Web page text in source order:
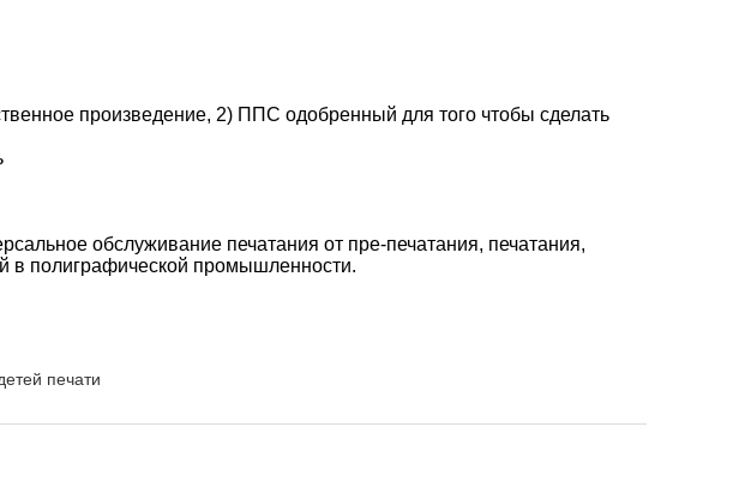
произведение, 2) ППС одобренный для того чтобы сделать
обслуживание печатания от пре-печатания, печатания,
в полиграфической промышленности.
печати